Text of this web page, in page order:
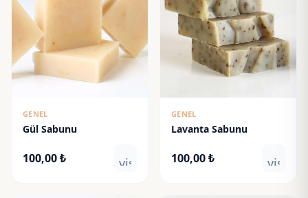
GENEL
Gül Sabunu
100,00₺ visibility
GENEL
Lavanta Sabunu
100,00₺